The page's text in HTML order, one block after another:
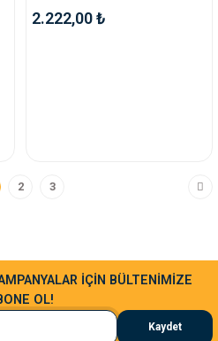
2.222,00 ₺
2 3
da bir sorun yaşadım ve arkadaşlar
İÇİN BÜLTENİMİZE
OL!
Kaydet